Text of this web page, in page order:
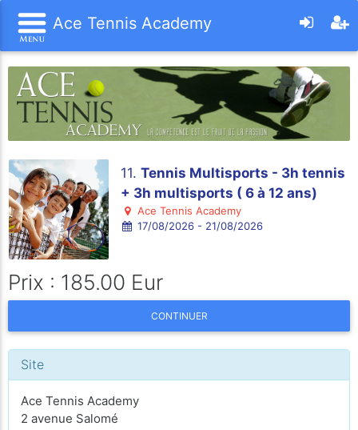
Ace Tennis Academy
11. Tennis Multisports - 3h tennis
+ 3h multisports ( 6 à 12 ans)
Ace Tennis Academy
17/08/2026 - 21/08/2026
Prix : 185.00 Eur
CONTINUER
Site
Ace Tennis Academy
2 avenue Salomé